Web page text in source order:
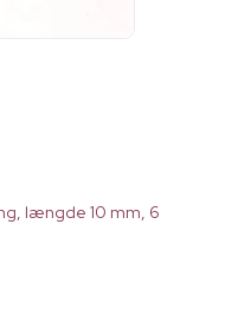
længde 10 mm, 6